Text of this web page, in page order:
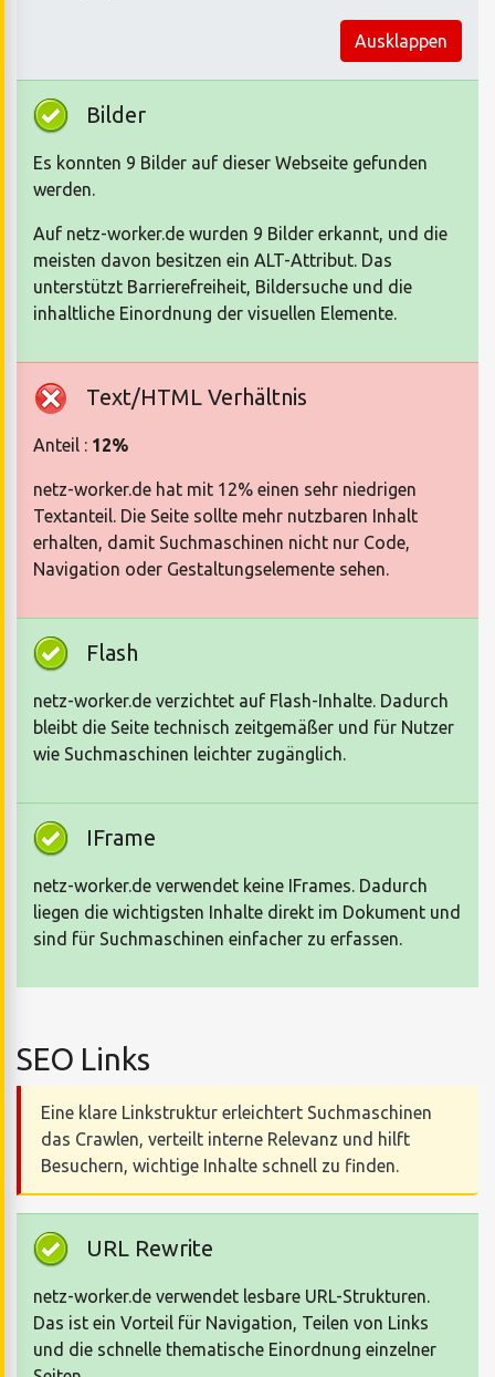
Ausklappen
Bilder
Es konnten 9 Bilder auf dieser Webseite gefunden
werden.
Auf netz-worker.de wurden 9 Bilder erkannt, und die
meisten davon besitzen ein ALT-Attribut. Das
unterstützt Barrierefreiheit, Bildersuche und die
inhaltliche Einordnung der visuellen Elemente.
Text/HTML Verhältnis
Anteil : 12%
netz-worker.de hat mit 12% einen sehr niedrigen
Textanteil. Die Seite sollte mehr nutzbaren Inhalt
erhalten, damit Suchmaschinen nicht nur Code,
Navigation oder Gestaltungselemente sehen.
Flash
netz-worker.de verzichtet auf Flash-Inhalte. Dadurch
bleibt die Seite technisch zeitgemäßer und für Nutzer
wie Suchmaschinen leichter zugänglich.
IFrame
netz-worker.de verwendet keine IFrames. Dadurch
liegen die wichtigsten Inhalte direkt im Dokument und
sind für Suchmaschinen einfacher zu erfassen.
SEO Links
Eine klare Linkstruktur erleichtert Suchmaschinen
das Crawlen, verteilt interne Relevanz und hilft
Besuchern, wichtige Inhalte schnell zu finden.
URL Rewrite
netz-worker.de verwendet lesbare URL-Strukturen.
Das ist ein Vorteil für Navigation, Teilen von Links
und die schnelle thematische Einordnung einzelner